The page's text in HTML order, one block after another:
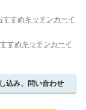
すすめキッチンカーイ
すめキッチンカーイ
込み、問い合わせ